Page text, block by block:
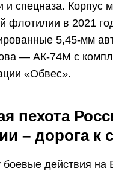
и спецназа. Корпус
флотилии в 2021
5,45-мм
— АК-74М с
«Обвес».
пехота
– дорога к
боевые действия на